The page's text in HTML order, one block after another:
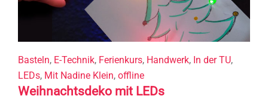
Basteln, E-Technik, Ferienkurs, Handwerk, In der TU,
LEDs, Mit Nadine Klein, offline
Weihnachtsdeko mit LEDs